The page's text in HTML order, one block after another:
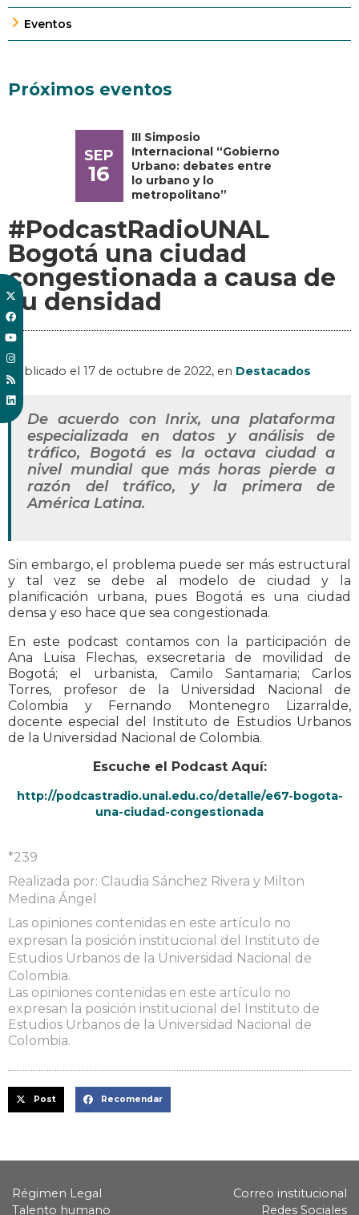
Eventos
Próximos eventos
SEP
16
III Simposio
Internacional “Gobierno
Urbano: debates entre
lo urbano y lo
metropolitano”
#PodcastRadioUNAL
Bogotá una ciudad
congestionada a causa de
su densidad
Publicado el 17 de octubre de 2022, en Destacados
De acuerdo con Inrix, una plataforma
especializada en datos y análisis de
tráfico, Bogotá es la octava ciudad a
nivel mundial que más horas pierde a
razón del tráfico, y la primera de
América Latina.
Sin embargo, el problema puede ser más estructural
y tal vez se debe al modelo de ciudad y la
planificación urbana, pues Bogotá es una ciudad
densa y eso hace que sea congestionada.
En este podcast contamos con la participación de
Ana Luisa Flechas, exsecretaria de movilidad de
Bogotá; el urbanista, Camilo Santamaria; Carlos
Torres, profesor de la Universidad Nacional de
Colombia y Fernando Montenegro Lizarralde,
docente especial del Instituto de Estudios Urbanos
de la Universidad Nacional de Colombia.
Escuche el Podcast Aquí:
http://podcastradio.unal.edu.co/detalle/e67-bogota-
una-ciudad-congestionada
*239
Realizada por: Claudia Sánchez Rivera y Milton
Medina Ángel
Las opiniones contenidas en este artículo no
expresan la posición institucional del Instituto de
Estudios Urbanos de la Universidad Nacional de
Colombia.
Las opiniones contenidas en este artículo no
expresan la posición institucional del Instituto de
Estudios Urbanos de la Universidad Nacional de
Colombia.
Post Recomendar
Régimen Legal
Talento humano
Correo institucional
Redes Sociales